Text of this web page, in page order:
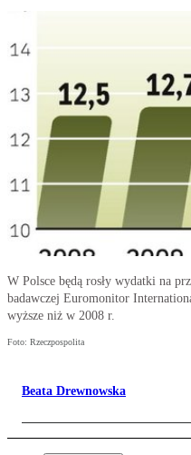
W Polsce będą rosły wydatki na
badawczej Euromonitor
wyższe niż w 2008 r.
Foto: Rzeczpospolita
Beata Drewnowska